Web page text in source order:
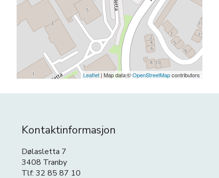
Leaflet | Map data ©OpenStreetMapcontributors
Kontaktinformasjon
Dølasletta 7
3408 Tranby
Tlf: 32 85 87 10